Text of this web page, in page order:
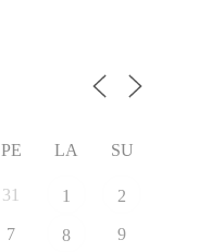
PE LA SU
31 1 2
7 8 9